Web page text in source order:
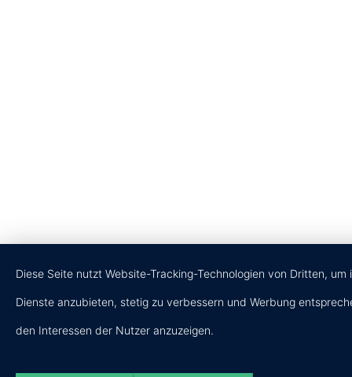
Diese Seite nutzt Website-Tracking-Technologien von Dritten, um
Dienste anzubieten, stetig zu verbessern und Werbung
den Interessen der Nutzer anzuzeigen.